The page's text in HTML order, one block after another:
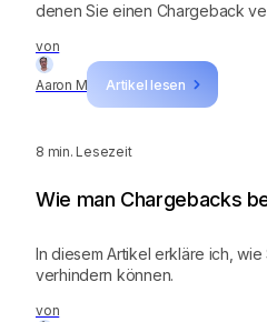
von
Aaron M Artikel lesen
denen Sie einen Chargeback
8 min. Lesezeit
von
Wie man Chargebacks
In diesem Artikel erkläre ich,
verhindern können.